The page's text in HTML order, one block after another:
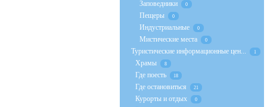
Заповедники 0
Пещеры 0
Индустриальные 0
Мистические места 0
Туристические информационные цен... 1
Храмы 8
Где поесть 18
Где остановиться 21
Курорты и отдых 0